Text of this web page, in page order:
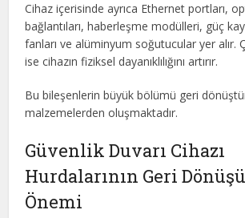
Cihaz içerisinde ayrıca Ethernet portları,
bağlantıları, haberleşme modülleri, güç
fanları ve alüminyum soğutucular yer alır.
ise cihazın fiziksel dayanıklılığını artırır.
Bu bileşenlerin büyük bölümü geri
malzemelerden oluşmaktadır.
Güvenlik Duvarı Cihazı
Hurdalarının Geri
Önemi